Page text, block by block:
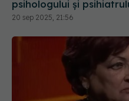
psihologului și
20 sep 2025, 21:56